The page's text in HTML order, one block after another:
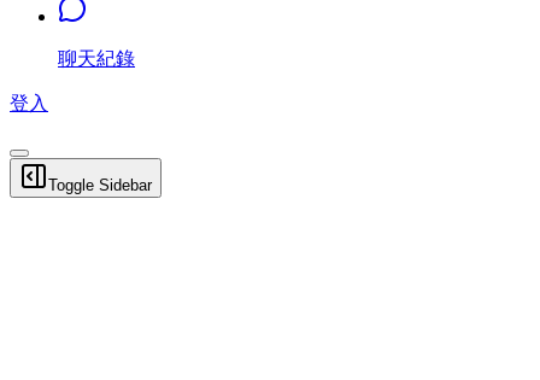
聊天紀錄
登入
Toggle Sidebar